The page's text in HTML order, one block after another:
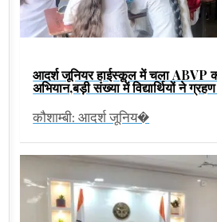
आदर्श जूनियर हाईस्कूल में चला ABVP
अभियान,बड़ी संख्या में विद्यार्थियों ने
कौशाम्बी: आदर्श जूनिय�